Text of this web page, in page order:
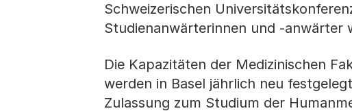
Schweizerischen
Studienanwärterinnen und -anwärter
Die Kapazitäten der Medizinischen
werden in Basel jährlich neu
Zulassung zum Studium der